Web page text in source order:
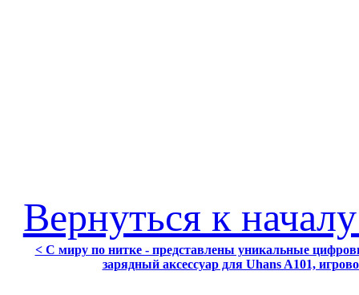
Вернуться к
< С миру по нитке - представлены уникальные
зарядный аксессуар для Uhans A101,